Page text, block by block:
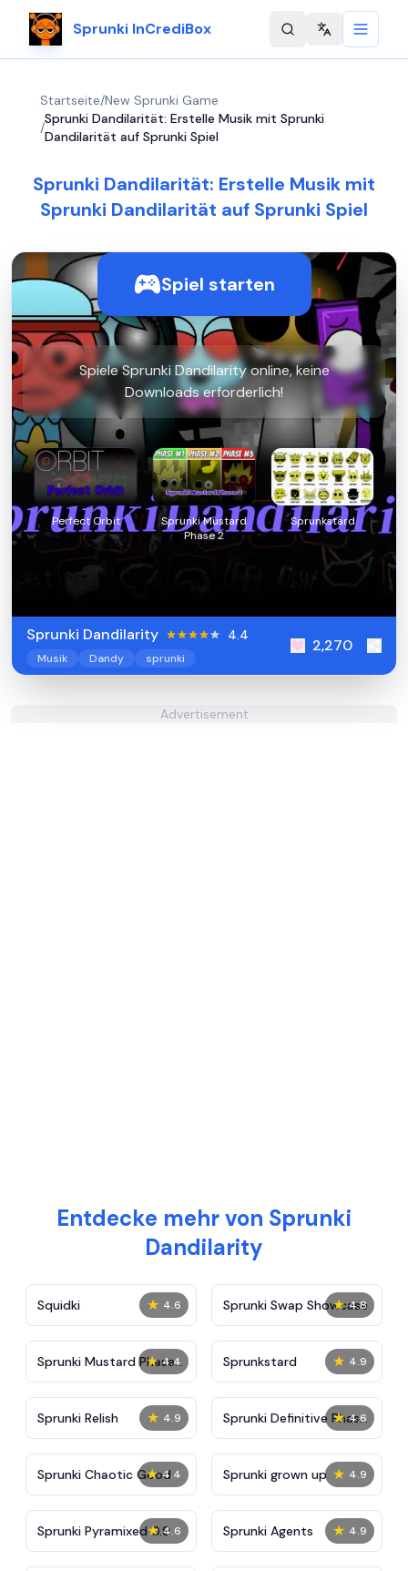
Sprunki InCrediBox Change
Startseite/New Sprunki Game
/
Sprunki Dandilarität: Erstelle Musik mit Sprunki
Dandilarität auf Sprunki Spiel
Sprunki Dandilarität: Erstelle Musik mit
Sprunki Dandilarität auf Sprunki Spiel
Spiel starten
Spiele Sprunki Dandilarity online, keine
Downloads erforderlich!
Perfect Orbit
Sprunki Mustard
Phase 2
Sprunkstard
Sprunki Dandilarity 4.4
Musik Dandy sprunki
2,270
Advertisement
Entdecke mehr von Sprunki
Dandilarity
★ 4.6
Squidki ★ 4.8
Sprunki Swap Showcase
★ 4.4
Sprunki Mustard Phase
2
★ 4.9
Sprunkstard
★ 4.9
Sprunki Relish ★ 4.6
Sprunki Definitive Phase
7
★ 4.4
Sprunki Chaotic Good ★ 4.9
Sprunki grown up
★ 4.6
Sprunki Pyramixed 0.9 ★ 4.9
Sprunki Agents